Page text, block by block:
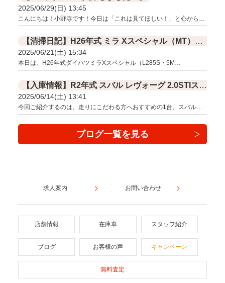
2025/06/29(日) 13:45
こんにちは！小野寺です！今日は「これは見てほしい！」と心から…
【清掃日記】H26年式 ミラ Xスペシャル（MT）磨き作業を行いました！
2025/06/21(土) 15:34
本日は、H26年式ダイハツミラXスペシャル（L285S・5M…
【入庫情報】R2年式 スバル レヴォーグ 2.0STIスポーツ アイサイト ブラックセレクション
2025/06/14(土) 13:41
今回ご紹介するのは、走りにこだわる方へおすすめの1台、スバル…
ブログ一覧を見る
求人案内 お問い合わせ
店舗情報 在庫車 スタッフ紹介
ブログ お客様の声 キャンペーン
無料査定